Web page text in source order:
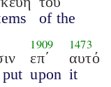
of the
1909
επ΄
upon
1473
αυτό
it